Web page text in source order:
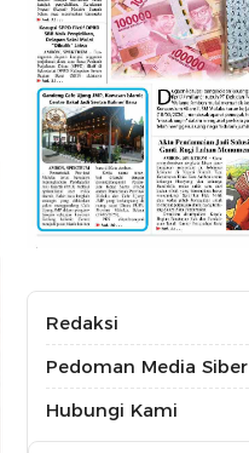
Redaksi
Pedoman Media Siber
Hubungi Kami